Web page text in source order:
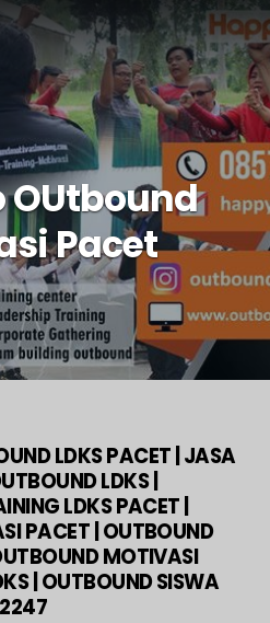
OUtbound
Pacet
LDKS PACET | JASA
LDKS |
LDKS PACET |
PACET | OUTBOUND
MOTIVASI
| OUTBOUND SISWA